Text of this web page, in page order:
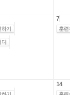
하기
디
7
훈련
14